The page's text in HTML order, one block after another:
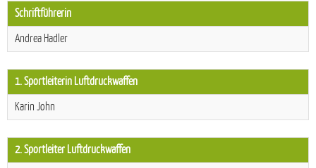
Schriftführerin
Andrea Hadler
1. Sportleiterin Luftdruckwaffen
Karin John
2. Sportleiter Luftdruckwaffen